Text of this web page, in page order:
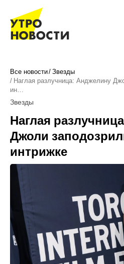
Все новости Звезды
Наглая разлучница: Анджелину
ин…
Звезды
Наглая
Джоли
интрижке